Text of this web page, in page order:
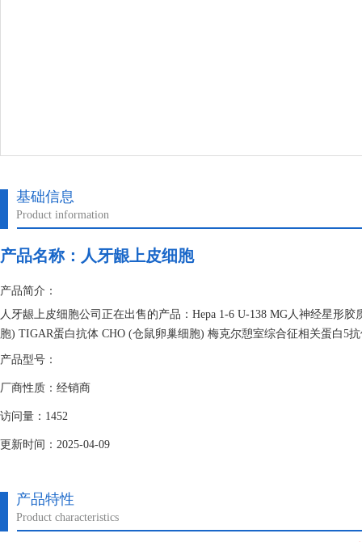
基础信息
Product information
产品名称： 人牙龈上皮细胞
产品简介：
人牙龈上皮细胞公司正在出售的产品：Hepa 1-6 U-138 MG人神经星形
胞) TIGAR蛋白抗体 CHO (仓鼠卵巢细胞) 梅克尔憩室综合征相关蛋白5
产品型号：
厂商性质：经销商
访问量：1452
更新时间：2025-04-09
产品特性
Product characteristics